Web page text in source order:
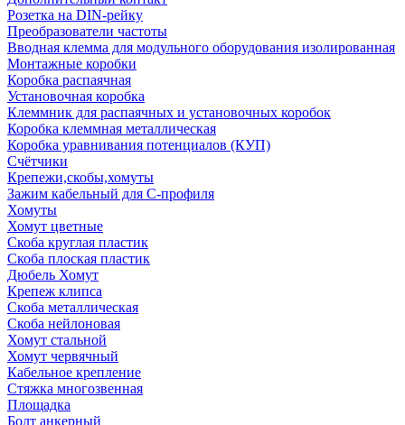
Розетка на DIN-рейку
Преобразователи частоты
Вводная клемма для модульного оборудования изолированная
Монтажные коробки
Коробка распаячная
Установочная коробка
Клеммник для распаячных и установочных коробок
Коробка клеммная металлическая
Коробка уравнивания потенциалов (КУП)
Счётчики
Крепежи,скобы,хомуты
Зажим кабельный для С-профиля
Хомуты
Хомут цветные
Скоба круглая пластик
Скоба плоская пластик
Дюбель Хомут
Крепеж клипса
Скоба металлическая
Скоба нейлоновая
Хомут стальной
Хомут червячный
Кабельное крепление
Стяжка многозвенная
Площадка
Болт анкерный